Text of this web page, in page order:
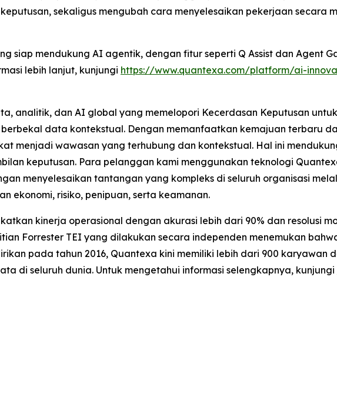
sekaligus mengubah cara menyelesaikan pekerjaan secara
siap mendukung AI agentik, dengan fitur seperti Q Assist dan Agent
lebih lanjut, kunjungi https://www.quantexa.com/platform/ai-
analitik, dan AI global yang memelopori Kecerdasan Keputusan
data kontekstual. Dengan memanfaatkan kemajuan terbaru
menjadi wawasan yang terhubung dan kontekstual. Hal ini
keputusan. Para pelanggan kami menggunakan teknologi
menyelesaikan tantangan yang kompleks di seluruh organisasi
ekonomi, risiko, penipuan, serta keamanan.
kinerja operasional dengan akurasi lebih dari 90% dan resolusi
Forrester TEI yang dilakukan secara independen menemukan
pada tahun 2016, Quantexa kini memiliki lebih dari 900 karyawan
di seluruh dunia. Untuk mengetahui informasi selengkapnya, kunjungi